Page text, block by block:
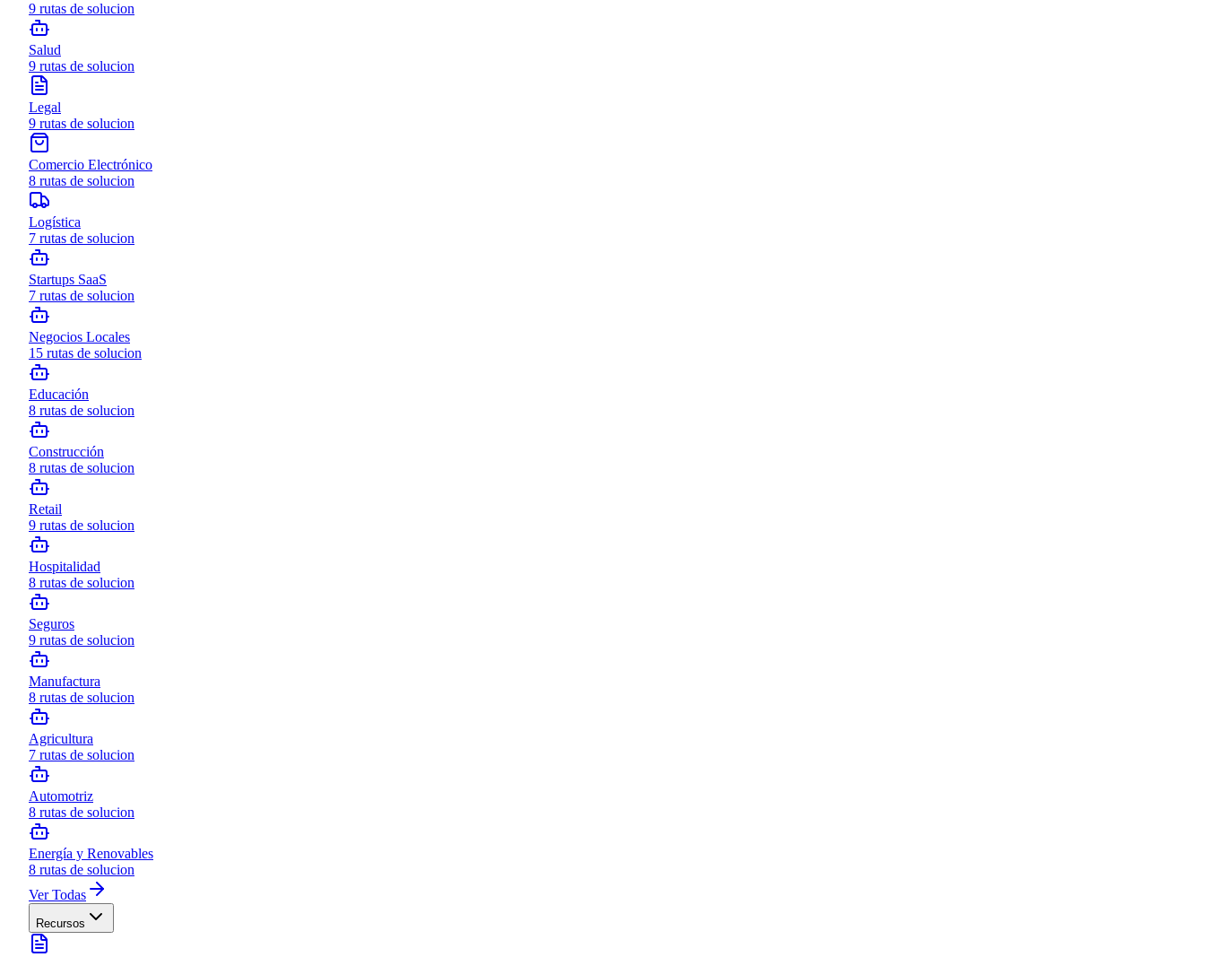
9 rutas de solucion
Salud
9 rutas de solucion
Legal
9 rutas de solucion
Comercio Electrónico
8 rutas de solucion
Logística
7 rutas de solucion
Startups SaaS
7 rutas de solucion
Negocios Locales
15 rutas de solucion
Educación
8 rutas de solucion
Construcción
8 rutas de solucion
Retail
9 rutas de solucion
Hospitalidad
8 rutas de solucion
Seguros
9 rutas de solucion
Manufactura
8 rutas de solucion
Agricultura
7 rutas de solucion
Automotriz
8 rutas de solucion
Energía y Renovables
8 rutas de solucion
Ver Todas
Recursos